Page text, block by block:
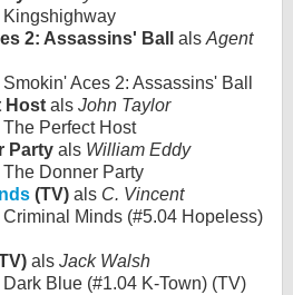
2: Assassins' Ball als Agent
Aces 2: Assassins' Ball
Host als John Taylor
Perfect Host
Party als William Eddy
Donner Party
(TV) als C. Vincent
Minds (#5.04 Hopeless)
als Jack Walsh
Blue (#1.04 K-Town) (TV)